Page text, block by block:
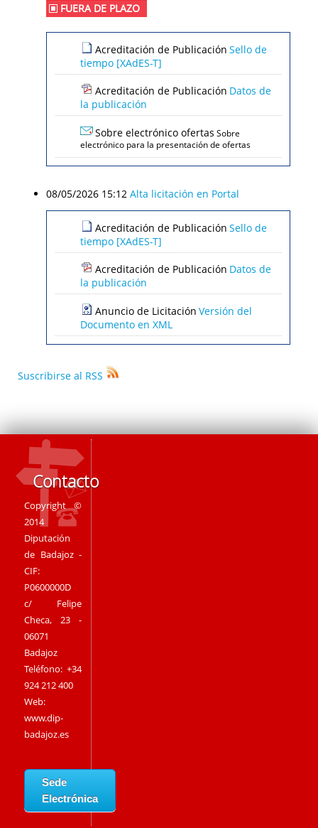
FUERA DE PLAZO
Acreditación de Publicación Sello de
tiempo [XAdES-T]
Acreditación de Publicación Datos de
la publicación
Sobre electrónico ofertas Sobre
electrónico para la presentación de ofertas
08/05/2026 15:12 Alta licitación en Portal
Acreditación de Publicación Sello de
tiempo [XAdES-T]
Acreditación de Publicación Datos de
la publicación
Anuncio de Licitación Versión del
Documento en XML
Suscribirse al RSS
Contacto
Copyright ©
2014
Diputación
de Badajoz -
CIF:
P0600000D
c/ Felipe
Checa, 23 -
06071
Badajoz
Teléfono: +34
924 212 400
Web:
www.dip-
badajoz.es
Sede
Electrónica